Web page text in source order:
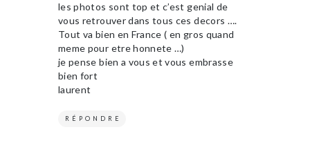
les photos sont top et c’est genial de
vous retrouver dans tous ces decors ….
Tout va bien en France ( en gros quand
meme pour etre honnete …)
je pense bien a vous et vous embrasse
bien fort
laurent
RÉPONDRE